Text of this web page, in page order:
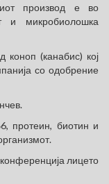
производ е во
и микробиолошка
коноп (канабис) кој
со одобрение
протеин, биотин и
лицето